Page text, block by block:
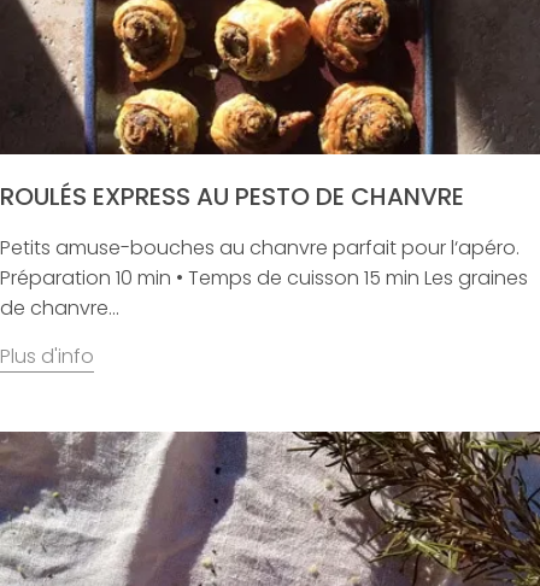
ROULÉS EXPRESS AU PESTO DE CHANVRE
Petits amuse-bouches au chanvre parfait pour l‘apéro.
Préparation 10 min • Temps de cuisson 15 min Les graines
de chanvre...